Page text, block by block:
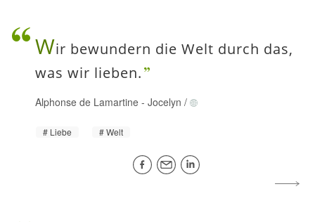
Wir bewundern die Welt durch das,
was wir lieben.
Alphonse de Lamartine - Jocelyn /
Liebe Welt